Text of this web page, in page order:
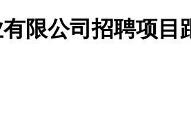
限公司招聘项目